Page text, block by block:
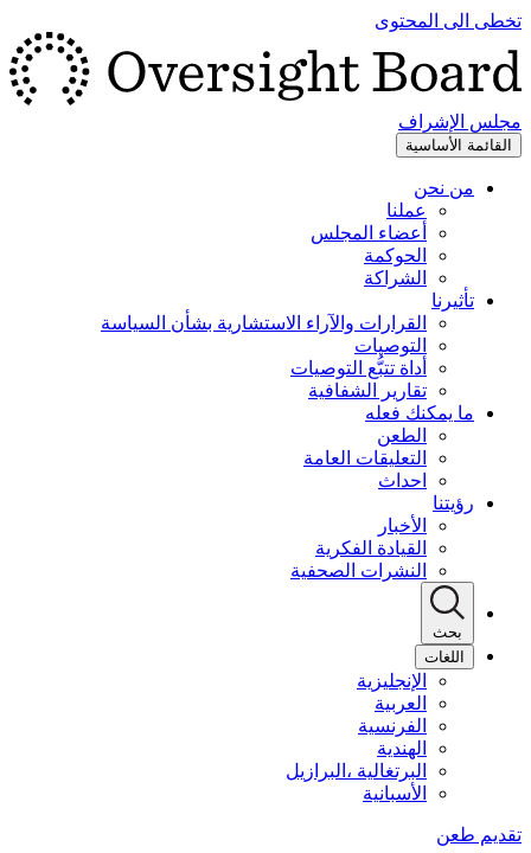
تخطى الى المحتوى
مجلس الإشراف
القائمة الأساسية
من نحن
عملنا
أعضاء المجلس
الحوكمة
الشراكة
تأثيرنا
القرارات والآراء الاستشارية بشأن السياسة
التوصيات
أداة تتبُّع التوصيات
تقارير الشفافية
ما يمكنك فعله
الطعن
التعليقات العامة
احداث
رؤيتنا
الأخبار
القيادة الفكرية
النشرات الصحفية
بحث
اللغات
الإنجليزية
العربية
الفرنسية
الهندية
البرتغالية ،البرازيل
الأسبانية